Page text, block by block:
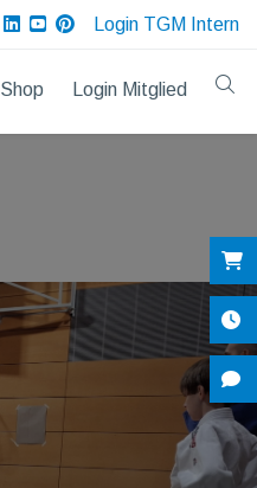
Login TGM Intern
Shop Login Mitglied